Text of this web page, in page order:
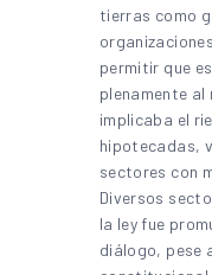
tierras como
permitir que
plenamente al
implicaba el
hipotecadas,
sectores con
Diversos
la ley fue
diálogo, pese